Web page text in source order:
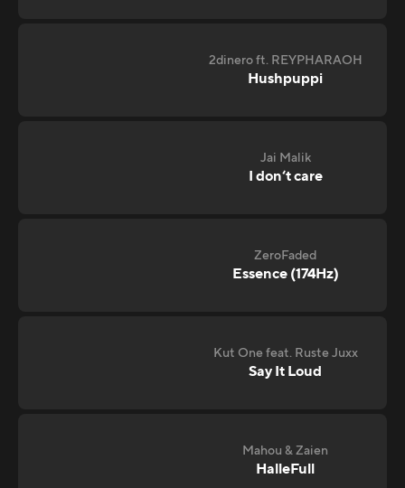
2dinero ft. REYPHARAOH
Hushpuppi
Jai Malik
I don‘t care
ZeroFaded
Essence (174Hz)
Kut One feat. Ruste Juxx
Say It Loud
Mahou & Zaien
HalleFull